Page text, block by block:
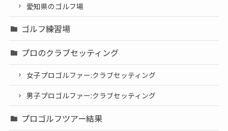
愛知県のゴルフ場
ゴルフ練習場
プロのクラブセッティング
女子プロゴルファー:クラブセッティング
男子プロゴルファー:クラブセッティング
プロゴルフツアー結果